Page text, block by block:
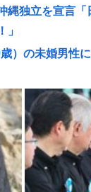
縄独立を宣言「
」
）の未婚男性
んだけど、これ
安くないか？
のロシア派兵決
せ」
認知度、中高生